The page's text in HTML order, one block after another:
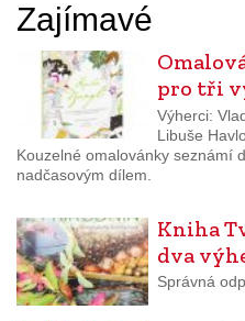
Zajímavé
pro tři
Výherci:
Libuše
Kouzelné omalovánky seznámí
nadčasovým dílem.
Kniha
dva
Správná